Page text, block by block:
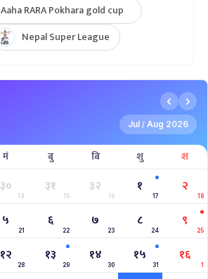
Aaha RARA Pokhara gold cup
Nepal Super League
Jul / Aug 2026
मं बु बि शु श
३०
14
३१
15
३२
16
१
17
२
18
५
21
६
22
७
23
८
24
९
25
१२
28
१३
29
१४
30
१५
31
१६
1